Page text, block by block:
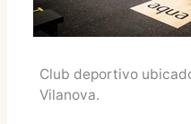
Club deportivo
Vilanova.